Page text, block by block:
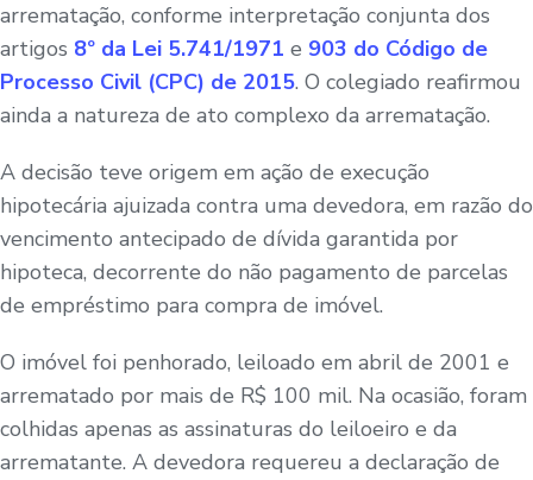
arrematação, conforme interpretação conjunta dos
artigos 8º da Lei 5.741/1971 e 903 do Código de
Processo Civil (CPC) de 2015. O colegiado reafirmou
ainda a natureza de ato complexo da arrematação.
A decisão teve origem em ação de execução
hipotecária ajuizada contra uma devedora, em razão do
vencimento antecipado de dívida garantida por
hipoteca, decorrente do não pagamento de parcelas
de empréstimo para compra de imóvel.
O imóvel foi penhorado, leiloado em abril de 2001 e
arrematado por mais de R$ 100 mil. Na ocasião, foram
colhidas apenas as assinaturas do leiloeiro e da
arrematante. A devedora requereu a declaração de